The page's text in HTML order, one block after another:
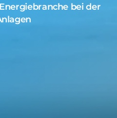
bei der